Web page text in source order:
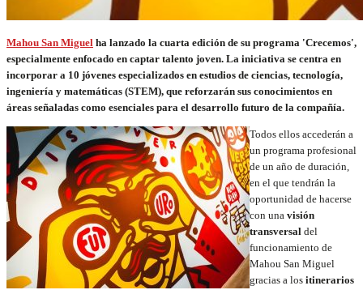
Mahou San Miguel ha lanzado la cuarta edición de su programa 'Crecemos',
especialmente enfocado en captar talento joven. La iniciativa se centra en
incorporar a 10 jóvenes especializados en estudios de ciencias, tecnología,
ingeniería y matemáticas (STEM), que reforzarán sus conocimientos en
áreas señaladas como esenciales para el desarrollo futuro de la compañía.
Todos ellos accederán a
un programa profesional
de un año de duración,
en el que tendrán la
oportunidad de hacerse
con una visión
transversal del
funcionamiento de
Mahou San Miguel
gracias a los itinerarios